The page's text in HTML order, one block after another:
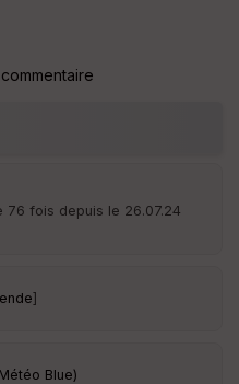
fois depuis le 26.07.24
]
Blue)